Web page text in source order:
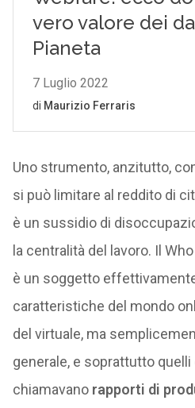
Uno strumento, anzitutto,
si può limitare al reddito di
è un sussidio di
la centralità del lavoro. Il
è un soggetto
caratteristiche del mondo
del virtuale, ma
generale, e soprattutto
chiamavano rapporti di